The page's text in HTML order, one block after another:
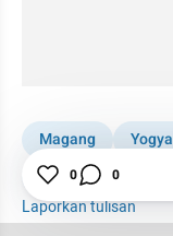
Magang Yogya
UMY
Laporkan tulisan
0 0